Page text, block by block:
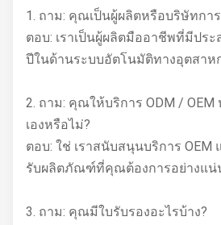
1. ถาม: คุณเป็นผู้ผลิตหรือบริษัทกา
ตอบ: เราเป็นผู้ผลิตมืออาชีพที่มีปร
ปีในด้านระบบอัตโนมัติทางอุตสาห
2. ถาม: คุณให้บริการ ODM /
เองหรือไม่?
ตอบ: ใช่ เราสนับสนุนบริการ OEM
รับผลิตภัณฑ์ที่คุณต้องการอย่างแน่
3. ถาม: คุณมีใบรับรองอะไรบ้าง?